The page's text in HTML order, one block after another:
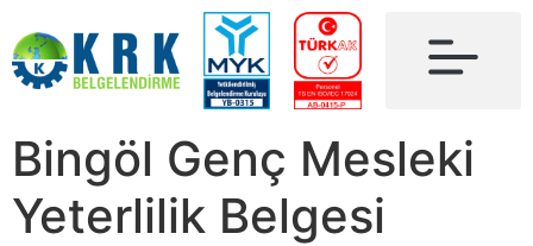
Bingöl Genç Mesleki
Yeterlilik Belgesi